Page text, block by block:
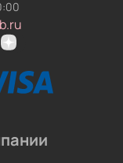
У нас работают
обновляют
придётся